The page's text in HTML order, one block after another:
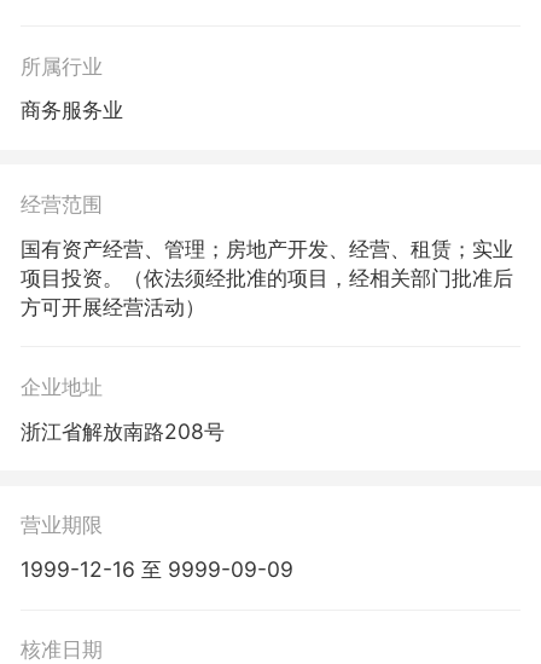
所属行业
商务服务业
经营范围
国有资产经营、管理；房地产开发、经营、租赁；实业
项目投资。（依法须经批准的项目，经相关部门批准后
方可开展经营活动）
企业地址
浙江省解放南路208号
营业期限
1999-12-16 至 9999-09-09
核准日期